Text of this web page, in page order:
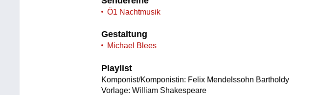
Ö1 Nachtmusik
Gestaltung
Michael Blees
Playlist
Komponist/Komponistin: Felix Mendelssohn Bartholdy
Vorlage: William Shakespeare